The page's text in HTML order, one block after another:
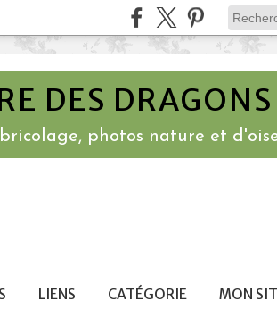
DES DRAGONS
photos nature et
LIENS CATÉGORIE MON